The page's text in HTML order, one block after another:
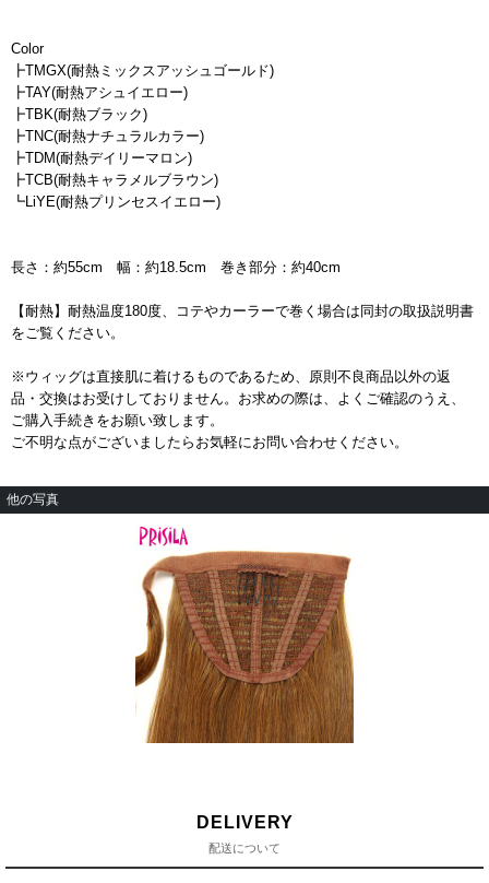
Color
┣TMGX(耐熱ミックスアッシュゴールド)
┣TAY(耐熱アシュイエロー)
┣TBK(耐熱ブラック)
┣TNC(耐熱ナチュラルカラー)
┣TDM(耐熱デイリーマロン)
┣TCB(耐熱キャラメルブラウン)
┗LiYE(耐熱プリンセスイエロー)
長さ：約55cm 幅：約18.5cm 巻き部分：約40cm
【耐熱】耐熱温度180度、コテやカーラーで巻く場合は同封の取扱説明書
をご覧ください。
※ウィッグは直接肌に着けるものであるため、原則不良商品以外の返
品・交換はお受けしておりません。お求めの際は、よくご確認のうえ、
ご購入手続きをお願い致します。
ご不明な点がございましたらお気軽にお問い合わせください。
他の写真
DELIVERY
配送について